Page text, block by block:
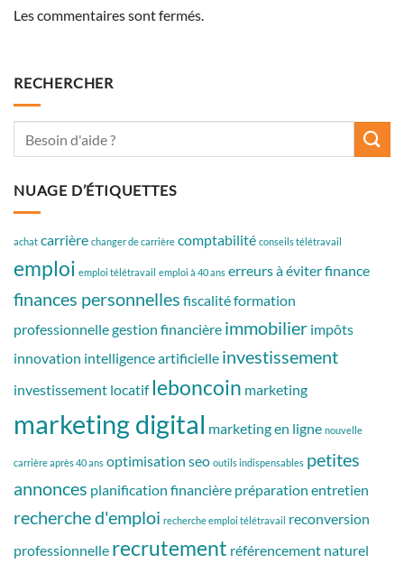
Les commentaires sont fermés.
RECHERCHER
NUAGE D’ÉTIQUETTES
achat carrière changer de carrière comptabilité conseils télétravail
emploi emploi télétravail emploi à 40 ans erreurs à éviterfinance
finances personnelles fiscalitéformation
professionnellegestion financière immobilier impôts
innovation intelligence artificielle investissement
investissement locatif leboncoin marketing
marketing digital marketing en ligne nouvelle
carrière après 40 ans optimisation seo outils indispensables petites
annonces planification financière préparation entretien
recherche d'emploi recherche emploi télétravail reconversion
professionnelle recrutement référencement naturel